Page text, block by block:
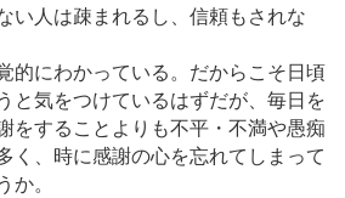
い人は疎まれるし、信頼もされな
的にわかっている。だからこそ日頃
と気をつけているはずだが、毎日を
をすることよりも不平・不満や愚痴
く、時に感謝の心を忘れてしまって
。